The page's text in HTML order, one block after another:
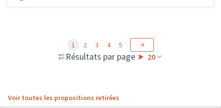
Résultats par page : 20
1 2 3 4 5
Voir toutes les propositions retirées